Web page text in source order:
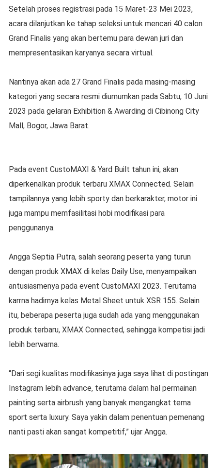
Setelah proses registrasi pada 15 Maret-23 Mei 2023,
acara dilanjutkan ke tahap seleksi untuk mencari 40 calon
Grand Finalis yang akan bertemu para dewan juri dan
mempresentasikan karyanya secara virtual.
Nantinya akan ada 27 Grand Finalis pada masing-masing
kategori yang secara resmi diumumkan pada Sabtu, 10 Juni
2023 pada gelaran Exhibition & Awarding di Cibinong City
Mall, Bogor, Jawa Barat.
Pada event CustoMAXI & Yard Built tahun ini, akan
diperkenalkan produk terbaru XMAX Connected. Selain
tampilannya yang lebih sporty dan berkarakter, motor ini
juga mampu memfasilitasi hobi modifikasi para
penggunanya.
Angga Septia Putra, salah seorang peserta yang turun
dengan produk XMAX di kelas Daily Use, menyampaikan
antusiasmenya pada event CustoMAXI 2023. Terutama
karrna hadirnya kelas Metal Sheet untuk XSR 155. Selain
itu, beberapa peserta juga sudah ada yang menggunakan
produk terbaru, XMAX Connected, sehingga kompetisi jadi
lebih berwarna.
“Dari segi kualitas modifikasinya juga saya lihat di postingan
Instagram lebih advance, terutama dalam hal permainan
painting serta airbrush yang banyak mengangkat tema
sport serta luxury. Saya yakin dalam penentuan pemenang
nanti pasti akan sangat kompetitif,” ujar Angga.